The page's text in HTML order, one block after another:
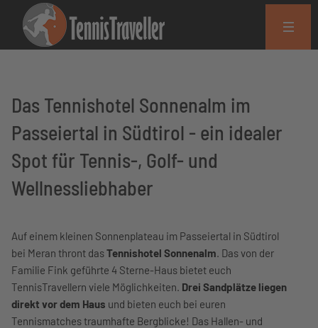
Das Tennishotel Sonnenalm im
Passeiertal in Südtirol - ein idealer
Spot für Tennis-, Golf- und
Wellnessliebhaber
Auf einem kleinen Sonnenplateau im Passeiertal in Südtirol
bei Meran thront dasTennishotel Sonnenalm. Das von der
Familie Fink geführte 4 Sterne-Haus bietet euch
TennisTravellern viele Möglichkeiten. Drei Sandplätze liegen
direkt vor dem Haus und bieten euch bei euren
Tennismatches traumhafte Bergblicke! Das Hallen- und